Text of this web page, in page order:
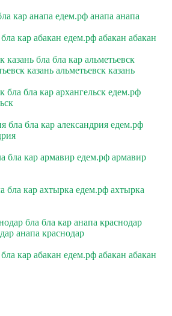
кар анапа едем.рф анапа анапа
кар абакан едем.рф абакан абакан
казань бла бла кар альметьевск
казань альметьевск казань
бла бла кар архангельск едем.рф
бла бла кар александрия едем.рф
бла кар армавир едем.рф армавир
бла кар ахтырка едем.рф ахтырка
бла бла кар анапа краснодар
анапа краснодар
кар абакан едем.рф абакан абакан